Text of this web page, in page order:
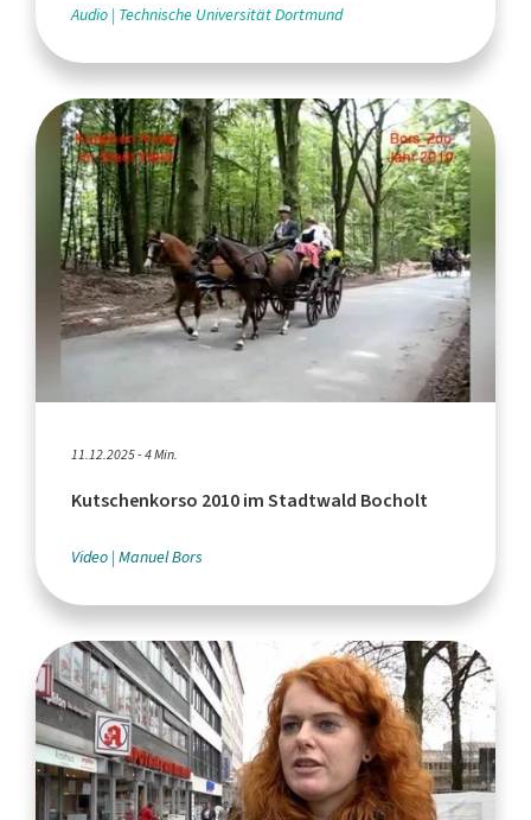
Audio Technische Universität Dortmund
11.12.2025 - 4 Min.
Kutschenkorso 2010 im Stadtwald Bocholt
Video Manuel Bors